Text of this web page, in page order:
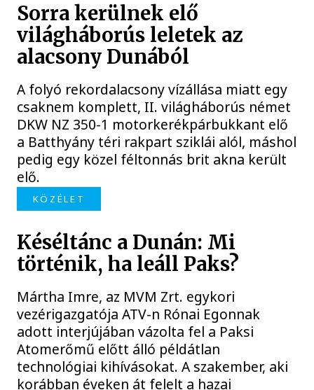
Sorra kerülnek elő
világháborús leletek az
alacsony Dunából
A folyó rekordalacsony vízállása miatt egy
csaknem komplett, II. világháborús német
DKW NZ 350-1 motorkerékpárbukkant elő
a Batthyány téri rakpart sziklái alól, máshol
pedig egy közel féltonnás brit akna került
elő.
KÖZÉLET
Késéltánc a Dunán: Mi
történik, ha leáll Paks?
Mártha Imre, az MVM Zrt. egykori
vezérigazgatója ATV-n Rónai Egonnak
adott interjújában vázolta fel a Paksi
Atomerőmű előtt álló példátlan
technológiai kihívásokat. A szakember, aki
korábban éveken át felelt a hazai